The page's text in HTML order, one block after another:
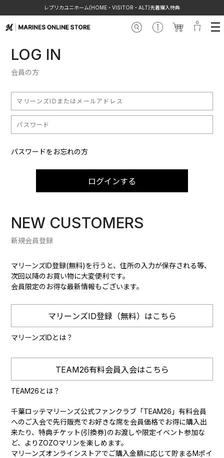
レプリカユニホーム(HOME・VISITOR・ALT)先着購入特典
LOG IN
会員の方
パスワードをお忘れの方
ログインする
NEW CUSTOMERS
新規会員登録
マリーンズID登録(無料)を行うと、住所の入力が保存される等、
次回以降のお買い物に大変便利です。
会員限定のお得な最新情報もございます。
マリーンズID登録（無料）はこちら
マリーンズIDとは？
TEAM26有料会員入会はこちら
TEAM26とは？
千葉ロッテマリーンズ公式ファンクラブ「TEAM26」有料会員
へのご入会で先行販売でお好きな席を会員価格でお得に購入出
来たり、特典チケット(引換券)のお渡しや限定イベント参加な
ど、よりZOZOマリンを楽しめます。
マリーンズオンラインストアでご購入金額に応じて貯まるMポイ